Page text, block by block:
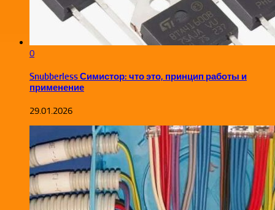
0
Snubberless Симистор: что это, принцип работы и
применение
29.01.2026